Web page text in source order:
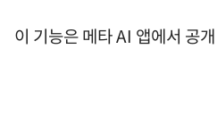
이 기능은 메타 AI 앱에서 공